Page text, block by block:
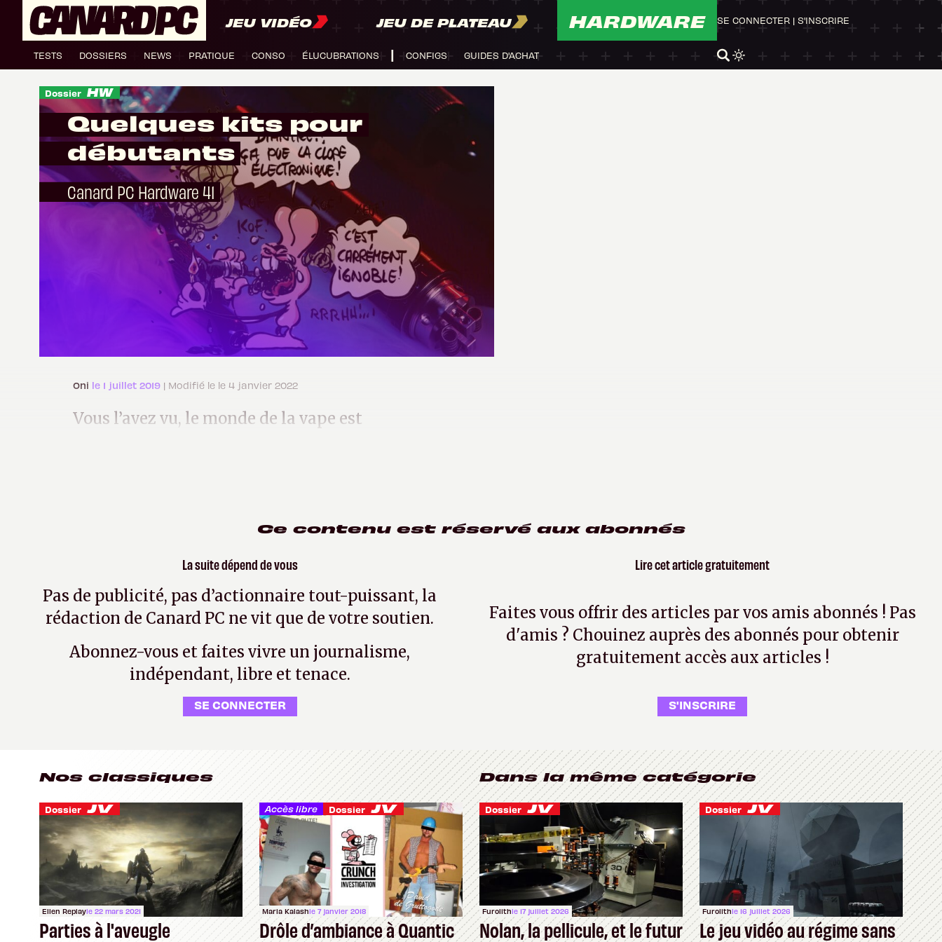
JEU VIDÉO JEU DE PLATEAU HARDWARE
TESTS DOSSIERS NEWS PRATIQUE CONSO ÉLUCUBRATIONS CONFIGS GUIDES D'ACHAT
SE CONNECTER | S'INSCRIRE
Dossier
Quelques kits pour
débutants
Canard PC Hardware 41
Oni le 1 juillet 2019 | Modifié le le 4 janvier 2022
Vous l’avez vu, le monde de la vape est
Ce contenu est réservé aux abonnés
La suite dépend de vous
Pas de publicité, pas d’actionnaire tout-puissant, la
rédaction de Canard PC ne vit que de votre soutien.
Abonnez-vous et faites vivre un journalisme,
indépendant, libre et tenace.
SE CONNECTER
Lire cet article gratuitement
Faites vous offrir des articles par vos amis abonnés ! Pas
d'amis ? Chouinez auprès des abonnés pour obtenir
gratuitement accès aux articles !
S'INSCRIRE
Nos classiques
Dossier
Ellen Replayle 22 mars 2021
Parties à l'aveugle
Accès libre Dossier
Maria Kalashle 7 janvier 2018
Drôle d’ambiance à Quantic
Dans la même catégorie
Dossier
Furolithle 17 juillet 2026
Nolan, la pellicule, et le futur
Dossier
Furolithle 16 juillet 2026
Le jeu vidéo au régime sans